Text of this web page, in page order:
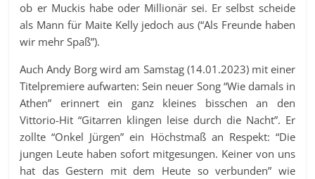
ob er Muckis habe oder Millionär sei. Er selbst scheide
als Mann für Maite Kelly jedoch aus (“Als Freunde haben
wir mehr Spaß”).
Auch Andy Borg wird am Samstag (14.01.2023) mit einer
Titelpremiere aufwarten: Sein neuer Song “Wie damals in
Athen” erinnert ein ganz kleines bisschen an den
Vittorio-Hit “Gitarren klingen leise durch die Nacht”. Er
zollte “Onkel Jürgen” ein Höchstmaß an Respekt: “Die
jungen Leute haben sofort mitgesungen. Keiner von uns
hat das Gestern mit dem Heute so verbunden” wie